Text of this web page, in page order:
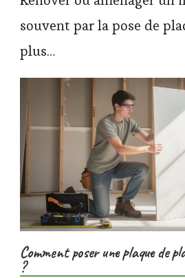
souvent par la pose de
plus…
Comment poser une plaque de
?